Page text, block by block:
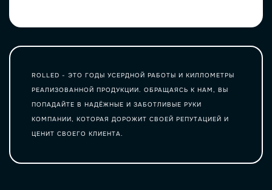
ROLLED - ЭТО ГОДЫ УСЕРДНОЙ РАБОТЫ И КИЛЛОМЕТРЫ
РЕАЛИЗОВАННОЙ ПРОДУКЦИИ. ОБРАЩАЯСЬ К НАМ, ВЫ
ПОПАДАЙТЕ В НАДЁЖНЫЕ И ЗАБОТЛИВЫЕ РУКИ
КОМПАНИИ, КОТОРАЯ ДОРОЖИТ СВОЕЙ РЕПУТАЦИЕЙ И
ЦЕНИТ СВОЕГО КЛИЕНТА.